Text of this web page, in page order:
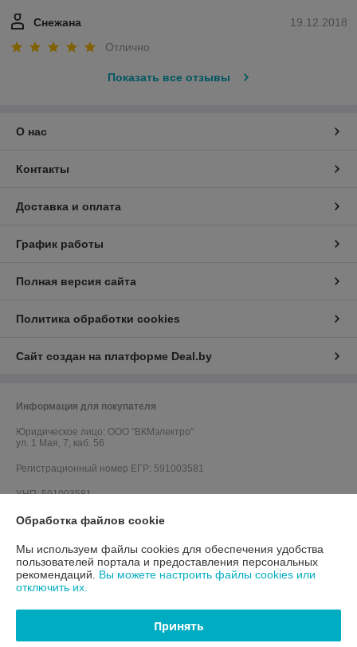
19.12.2018
Снежана
Отлично
Показать все отзывы
О нас
Контакты
Доставка и оплата
График работы
Полная версия сайта
Политика обработки cookies
Сайт создан на платформе Deal.by
Информация для покупателя
Юридическое лицо: ООО "ВКМэлектро"
ул. 1 Мая, 7, каб. 56
Регистрационный номер ЕГР: 591003581
УНП: 591003581
Регистрационный орган: Гродненский городской исполнительный
Дата регистрации компании: 29.03.2012
Ссылка на свидетельство/лицензию
Ссылка на свидетельство/лицензию
Ссылка на свидетельство/лицензию
Обработка файлов cookie
Мы используем файлы cookies для обеспечения удобства
пользователей портала и предоставления персональных
рекомендаций. Вы можете настроить файлы cookies или
отключить их.
Принять